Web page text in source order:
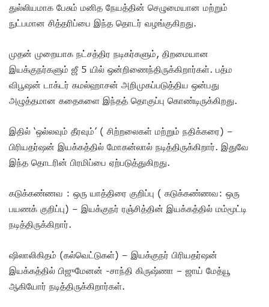
துல்லியமாக பேசும் மனித நேயத்தின் செழுமையான மற்றும்
நுட்பமான சித்தரிப்பை இந்த தொடர் வழங்குகிறது.
முதன் முறையாக நட்சத்திர நடிகர்களும், திறமையான
இயக்குநர்களும் ஜீ 5 யில் ஒன்றிணைந்திருக்கிறார்கள். பத்ம
விபூஷன் டாக்டர் கமல்ஹாசன் அறிமுகப்படுத்திய ஒன்பது
அழுத்தமான கதைகளை இந்தத் தொகுப்பு கொண்டிருக்கிறது.
இதில் ‘ஒல்லவும் தீரவும்’ ( சிற்றலைகள் மற்றும் நதிக்கரை) –
பிரியதர்ஷன் இயக்கத்தில் மோகன்லால் நடித்திருக்கிறார். இதுவே
இந்த தொடரின் பிரமிப்பை ஏற்படுத்துகிறது.
கடுக்கண்ணவ : ஒரு யாத்திரை குறிப்பு ( கடுக்கண்ணவ: ஒரு
பயணக் குறிப்பு) – இயக்குநர் ரஞ்சித்தின் இயக்கத்தில் மம்மூட்டி
நடித்திருக்கிறார்.
ஷிலாலிகிதம் (கல்வெட்டுகள்) – இயக்குநர் பிரியதர்ஷன்
இயக்கத்தில் பிஜுமேனன் -சாந்தி கிருஷ்ணா – ஜாய் மேத்யூ
ஆகியோர் நடித்திருக்கிறார்கள்.